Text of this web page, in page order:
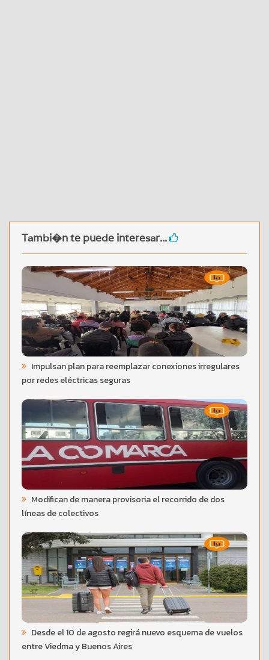
Tambi�n te puede interesar...
Impulsan plan para reemplazar conexiones irregulares
por redes eléctricas seguras
Modifican de manera provisoria el recorrido de dos
líneas de colectivos
Desde el 10 de agosto regirá nuevo esquema de vuelos
entre Viedma y Buenos Aires